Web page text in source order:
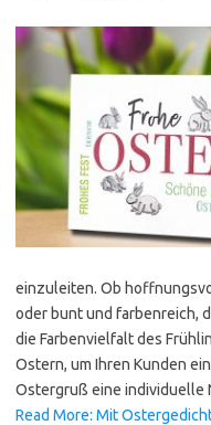
einzuleiten. Ob
oder bunt und farbenreich,
die Farbenvielfalt des
Ostern, um Ihren Kunden
Ostergruß eine
Read More: Mit